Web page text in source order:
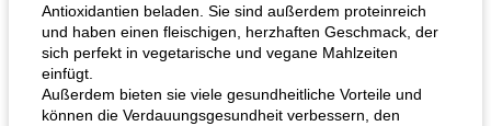
Antioxidantien beladen. Sie sind außerdem proteinreich
und haben einen fleischigen, herzhaften Geschmack, der
sich perfekt in vegetarische und vegane Mahlzeiten
einfügt.
Außerdem bieten sie viele gesundheitliche Vorteile und
können die Verdauungsgesundheit verbessern, den